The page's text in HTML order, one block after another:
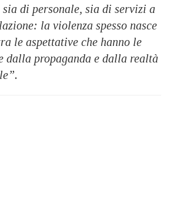
di personale, sia di servizi a
la violenza spesso nasce
le aspettative che hanno le
dalla propaganda e dalla realtà